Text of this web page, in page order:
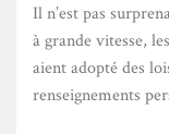
Il n’est pas
à grande vitesse,
aient adopté des
renseignements